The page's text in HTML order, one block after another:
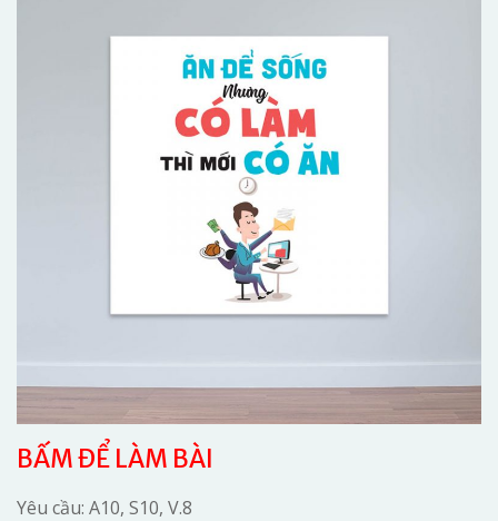
BẤM ĐỂ LÀM BÀI
Yêu cầu: A10, S10, V.8